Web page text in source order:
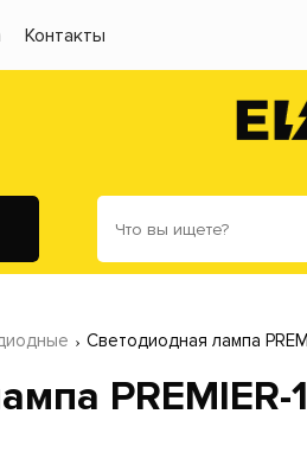
Контакты
Cветодиодная лампа